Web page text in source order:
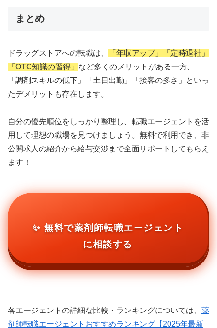
まとめ
ドラッグストアへの転職は、
「年収アップ」「定時退社」
「OTC知識の習得」 など多くのメリットがある一方、
「調剤スキルの低下」「土日出勤」「接客の多さ」といっ
たデメリットも存在します。
自分の優先順位をしっかり整理し、転職エージェントを活
用して理想の職場を見つけましょう。無料で利用でき、非
公開求人の紹介から給与交渉まで全面サポートしてもらえ
ます！
✨ 無料で薬剤師転職エージェント
に相談する
各エージェントの詳細な比較・ランキングについては、 薬
剤師転職エージェントおすすめランキング【2025年最新